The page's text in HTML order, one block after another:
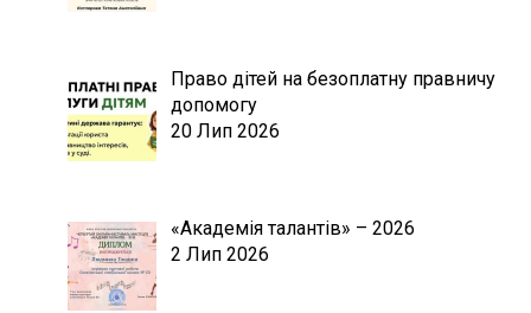
Право дітей на безоплатну правничу
допомогу
20 Лип 2026
«Академія талантів» – 2026
2 Лип 2026